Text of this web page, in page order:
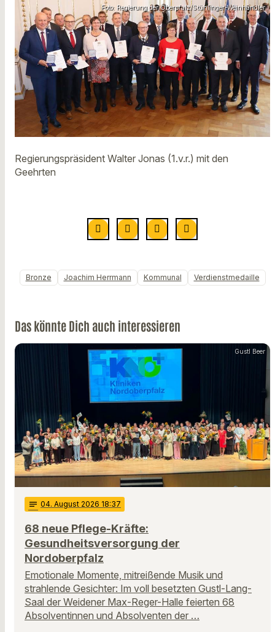
Foto: Regierung der Oberpfalz/Stühlinger-Weinhändler
Regierungspräsident Walter Jonas (1.v.r.) mit den
Geehrten
Bronze Joachim Herrmann Kommunal Verdienstmedaille
Das könnte Dich auch interessieren
Gustl Beer
notes 04. August 2026 18:37
68 neue Pflege-Kräfte:
Gesundheitsversorgung der
Nordoberpfalz
Emotionale Momente, mitreißende Musik und
strahlende Gesichter: Im voll besetzten Gustl-Lang-
Saal der Weidener Max-Reger-Halle feierten 68
Absolventinnen und Absolventen der …